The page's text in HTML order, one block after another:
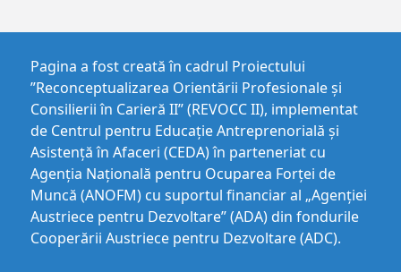
Pagina a fost creată în cadrul Proiectului
”Reconceptualizarea Orientării Profesionale și
Consilierii în Carieră II” (REVOCC II), implementat
de Centrul pentru Educaţie Antreprenorială şi
Asistenţă în Afaceri (CEDA) în parteneriat cu
Agenția Națională pentru Ocuparea Forței de
Muncă (ANOFM) cu suportul financiar al „Agenției
Austriece pentru Dezvoltare” (ADA) din fondurile
Cooperării Austriece pentru Dezvoltare (ADC).